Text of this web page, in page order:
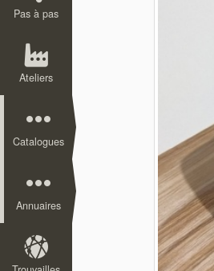
Pas à pas
Ateliers
Catalogues
Annuaires